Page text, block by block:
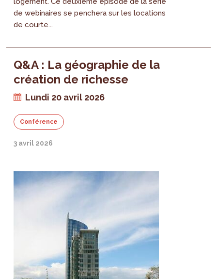
de webinaires se penchera sur les locations
de courte...
Q&A : La géographie de la
création de richesse
Lundi 20 avril 2026
Conférence
3 avril 2026